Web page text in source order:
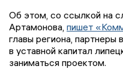
Об этом, со ссылкой на
Артамонова, пишет
главы региона,
в уставной капитал
заниматься проектом.